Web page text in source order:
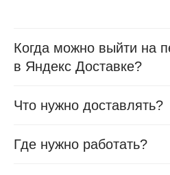
Когда можно выйти на
в Яндекс Доставке?
Что нужно доставлять?
Где нужно работать?